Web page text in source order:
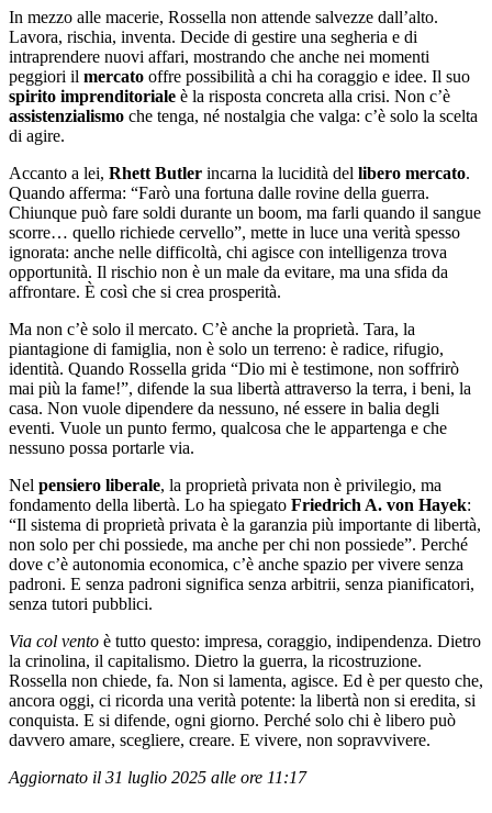
In mezzo alle macerie, Rossella non attende salvezze dall’alto.
Lavora, rischia, inventa. Decide di gestire una segheria e di
intraprendere nuovi affari, mostrando che anche nei momenti
peggiori il mercato offre possibilità a chi ha coraggio e idee. Il suo
spirito imprenditoriale è la risposta concreta alla crisi. Non c’è
assistenzialismo che tenga, né nostalgia che valga: c’è solo la scelta
di agire.
Accanto a lei, Rhett Butler incarna la lucidità del libero mercato.
Quando afferma: “Farò una fortuna dalle rovine della guerra.
Chiunque può fare soldi durante un boom, ma farli quando il sangue
scorre… quello richiede cervello”, mette in luce una verità spesso
ignorata: anche nelle difficoltà, chi agisce con intelligenza trova
opportunità. Il rischio non è un male da evitare, ma una sfida da
affrontare. È così che si crea prosperità.
Ma non c’è solo il mercato. C’è anche la proprietà. Tara, la
piantagione di famiglia, non è solo un terreno: è radice, rifugio,
identità. Quando Rossella grida “Dio mi è testimone, non soffrirò
mai più la fame!”, difende la sua libertà attraverso la terra, i beni, la
casa. Non vuole dipendere da nessuno, né essere in balia degli
eventi. Vuole un punto fermo, qualcosa che le appartenga e che
nessuno possa portarle via.
Nel pensiero liberale, la proprietà privata non è privilegio, ma
fondamento della libertà. Lo ha spiegato Friedrich A. von Hayek:
“Il sistema di proprietà privata è la garanzia più importante di libertà,
non solo per chi possiede, ma anche per chi non possiede”. Perché
dove c’è autonomia economica, c’è anche spazio per vivere senza
padroni. E senza padroni significa senza arbitrii, senza pianificatori,
senza tutori pubblici.
Via col vento è tutto questo: impresa, coraggio, indipendenza. Dietro
la crinolina, il capitalismo. Dietro la guerra, la ricostruzione.
Rossella non chiede, fa. Non si lamenta, agisce. Ed è per questo che,
ancora oggi, ci ricorda una verità potente: la libertà non si eredita, si
conquista. E si difende, ogni giorno. Perché solo chi è libero può
davvero amare, scegliere, creare. E vivere, non sopravvivere.
Aggiornato il 31 luglio 2025 alle ore 11:17